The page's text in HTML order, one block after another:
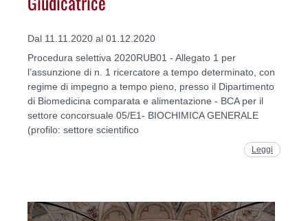
Dal 11.11.2020 al 01.12.2020
Procedura selettiva 2020RUB01 - Allegato 1 per
l’assunzione di n. 1 ricercatore a tempo determinato, con
regime di impegno a tempo pieno, presso il Dipartimento
di Biomedicina comparata e alimentazione - BCA per il
settore concorsuale 05/E1- BIOCHIMICA GENERALE
(profilo: settore scientifico
Leggi